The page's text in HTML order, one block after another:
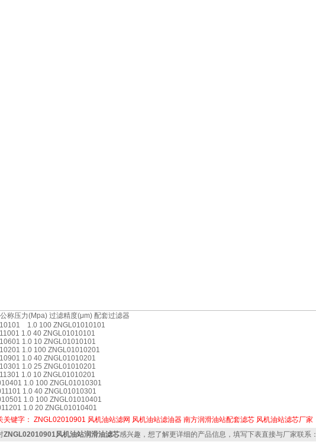
称压力(Mpa) 过滤精度(μm) 配套过滤器
1.0 100 ZNGL01010101
1.0 40 ZNGL01010101
1.0 10 ZNGL01010101
1.0 100 ZNGL01010201
1.0 40 ZNGL01010201
1.0 25 ZNGL01010201
1.0 10 ZNGL01010201
1.0 100 ZNGL01010301
1.0 40 ZNGL01010301
1.0 100 ZNGL01010401
1.0 20 ZNGL01010401
关键字： ZNGL02010901 风机油站滤网 风机油站滤油器 南方润滑油站配套滤芯 风机油站滤芯厂家
ZNGL02010901风机油站润滑油滤芯感兴趣，想了解更详细的产品信息，填写下表直接与厂家联系：